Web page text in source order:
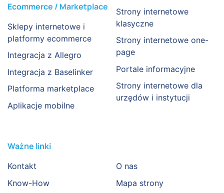
Ecommerce / Marketplace
Sklepy internetowe i
platformy ecommerce
Integracja z Allegro
Integracja z Baselinker
Platforma marketplace
Aplikacje mobilne
Strony internetowe
klasyczne
Strony internetowe one-
page
Portale informacyjne
Strony internetowe dla
urzędów i instytucji
Ważne linki
Kontakt
O nas
Know-How
Mapa strony